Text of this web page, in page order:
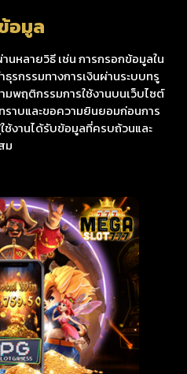
อมูล
หลายวิธี เช่น การกรอกข้อมูลใน
รกรรมทางการเงินผ่านระบบทรู
พฤติกรรมการใช้งานบนเว็บไซต์
ทราบและขอความยินยอมก่อนการ
ช้งานได้รับข้อมูลที่ครบถ้วนและ
ม